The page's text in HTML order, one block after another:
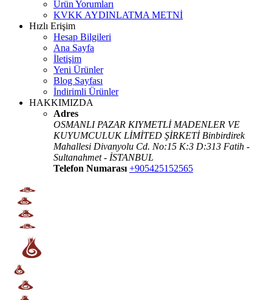
Ürün Yorumları
KVKK AYDINLATMA METNİ
Hızlı Erişim
Hesap Bilgileri
Ana Sayfa
İletişim
Yeni Ürünler
Blog Sayfası
İndirimli Ürünler
HAKKIMIZDA
Adres
OSMANLI PAZAR KIYMETLİ MADENLER VE
KUYUMCULUK LİMİTED ŞİRKETİ Binbirdirek
Mahallesi Divanyolu Cd. No:15 K:3 D:313 Fatih -
Sultanahmet - İSTANBUL
Telefon Numarası +905425152565